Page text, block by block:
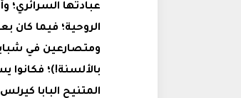
عبادتها السرائري؛
الروحية؛ فيما كان
ومتصارعين في
بالألسنة!)؛
المتنيح البابا